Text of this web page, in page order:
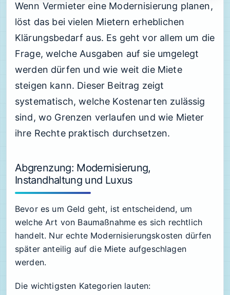
Wenn Vermieter eine Modernisierung planen,
löst das bei vielen Mietern erheblichen
Klärungsbedarf aus. Es geht vor allem um die
Frage, welche Ausgaben auf sie umgelegt
werden dürfen und wie weit die Miete
steigen kann. Dieser Beitrag zeigt
systematisch, welche Kostenarten zulässig
sind, wo Grenzen verlaufen und wie Mieter
ihre Rechte praktisch durchsetzen.
Abgrenzung: Modernisierung,
Instandhaltung und Luxus
Bevor es um Geld geht, ist entscheidend, um
welche Art von Baumaßnahme es sich rechtlich
handelt. Nur echte Modernisierungskosten dürfen
später anteilig auf die Miete aufgeschlagen
werden.
Die wichtigsten Kategorien lauten: